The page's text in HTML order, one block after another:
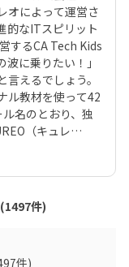
オによって運営さ
的なITスピリット
するCA Tech Kids
に乗りたい！」
えるでしょう。
ル教材を使って42
名のとおり、独
（キュレ
クサク進められ
どもにとっても
ゲームをクリアし
いけます。教材
発で使用されて
い」「子どもっぽ
件)
件)